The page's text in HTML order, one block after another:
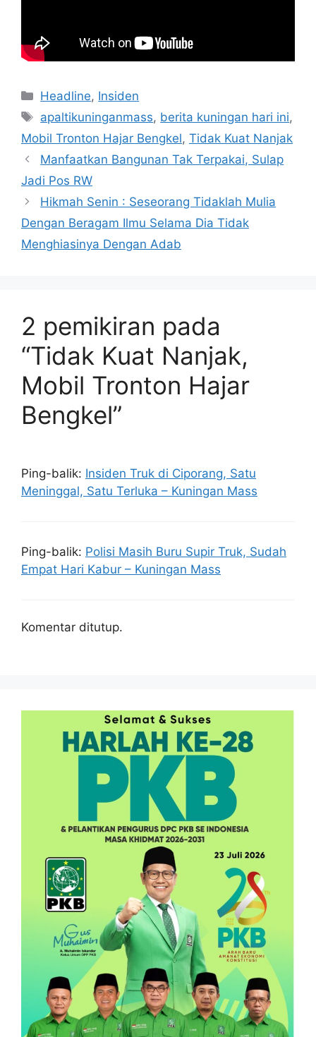
Kategori
Headline, Insiden
Tag
apaltikuninganmass, berita kuningan hari ini,
Mobil Tronton Hajar Bengkel, Tidak Kuat Nanjak
Manfaatkan Bangunan Tak Terpakai, Sulap
Jadi Pos RW
Hikmah Senin : Seseorang Tidaklah Mulia
Dengan Beragam Ilmu Selama Dia Tidak
Menghiasinya Dengan Adab
2 pemikiran pada
“Tidak Kuat Nanjak,
Mobil Tronton Hajar
Bengkel”
Ping-balik: Insiden Truk di Ciporang, Satu
Meninggal, Satu Terluka – Kuningan Mass
Ping-balik: Polisi Masih Buru Supir Truk, Sudah
Empat Hari Kabur – Kuningan Mass
Komentar ditutup.